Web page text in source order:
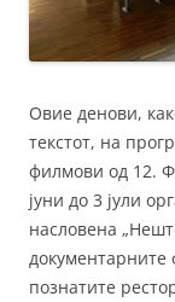
Овие денови,
текстот, на
филмови од 12.
јуни до 3 јули
насловена
документарните
познатите